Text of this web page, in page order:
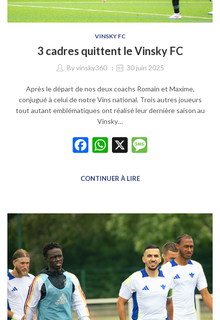
VINSKY FC
3 cadres quittent le Vinsky FC
Byvinsky360 30 juin 2025
Après le départ de nos deux coachs Romain et Maxime,
conjugué à celui de notre Vins national. Trois autres joueurs
tout autant emblématiques ont réalisé leur dernière saison au
Vinsky…
Facebook
WhatsApp
X
CONTINUER À LIRE